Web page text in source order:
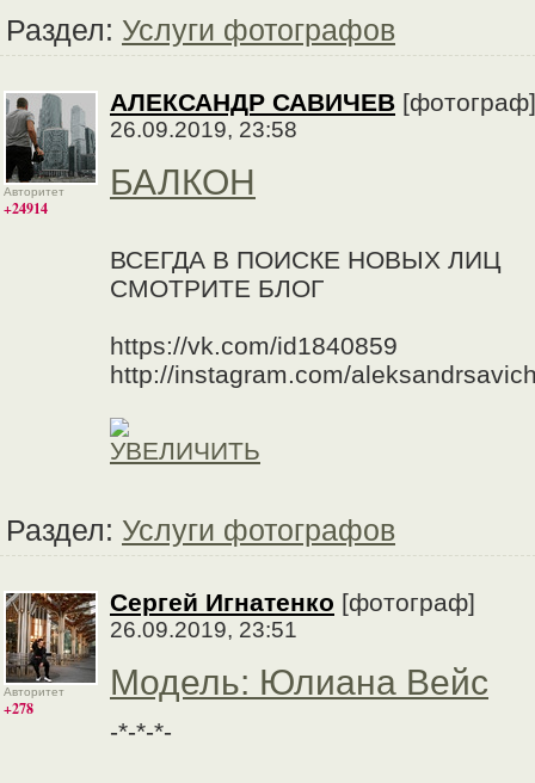
Раздел: Услуги фотографов
Авторитет
+24914
АЛЕКСАНДР САВИЧЕВ
26.09.2019, 23:58
БАЛКОН
ВСЕГДА В ПОИСКЕ НОВЫХ ЛИЦ
СМОТРИТЕ БЛОГ
https://vk.com/id1840859
http://instagram.com/
Раздел: Услуги фотографов
Авторитет
+278
Сергей Игнатенко [фотограф]
26.09.2019, 23:51
Модель: Юлиана Вейс
-*-*-*-